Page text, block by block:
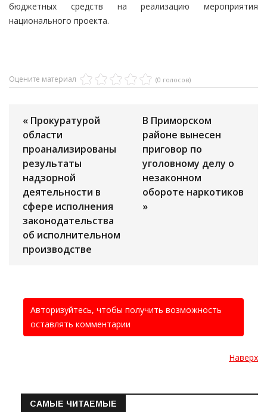
бюджетных средств на реализацию мероприятия
национального проекта.
Оцените материал (0 голосов)
« Прокуратурой
области
проанализированы
результаты
надзорной
деятельности в
сфере исполнения
законодательства
об исполнительном
производстве
В Приморском
районе вынесен
приговор по
уголовному делу о
незаконном
обороте наркотиков
»
Авторизуйтесь, чтобы получить возможность
оставлять комментарии
Наверх
САМЫЕ ЧИТАЕМЫЕ